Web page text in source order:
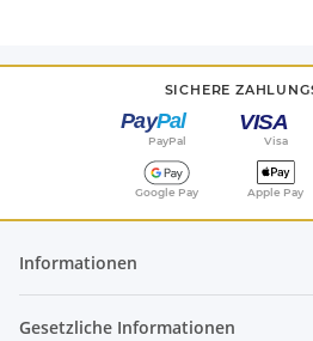
SICHERE
PayPal Visa
Google Pay Apple Pay
Informationen
Gesetzliche Informationen